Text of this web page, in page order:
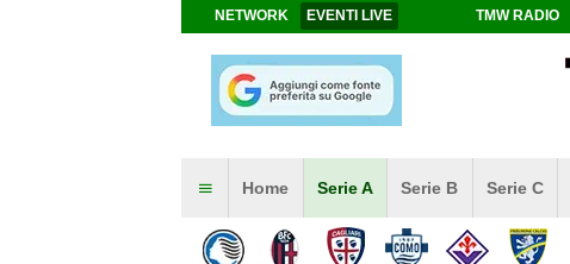
NETWORK EVENTI LIVE TMW RADIO
Home Serie A Serie B Serie C